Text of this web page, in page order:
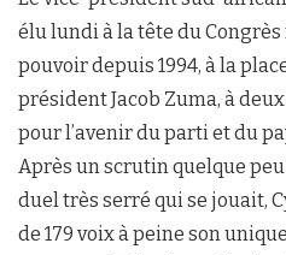
élu lundi à la tête du
pouvoir depuis 1994, à la
président Jacob Zuma, à
pour l’avenir du parti et du
Après un scrutin quelque
duel très serré qui se jouait,
de 179 voix à peine son